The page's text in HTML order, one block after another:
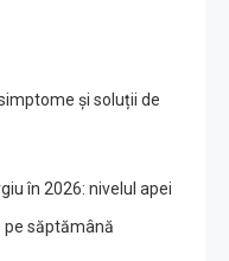
și soluții de
în 2026: nivelul apei
pe săptămână